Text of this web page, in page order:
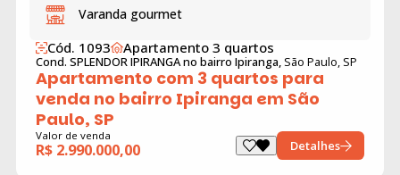
Varanda gourmet
Cód. 1093 Apartamento 3 quartos
Cond. SPLENDOR IPIRANGA no bairro Ipiranga, São Paulo, SP
Apartamento com 3 quartos para
venda no bairro Ipiranga em São
Paulo, SP
Valor de venda
R$ 2.990.000,00 Detalhes